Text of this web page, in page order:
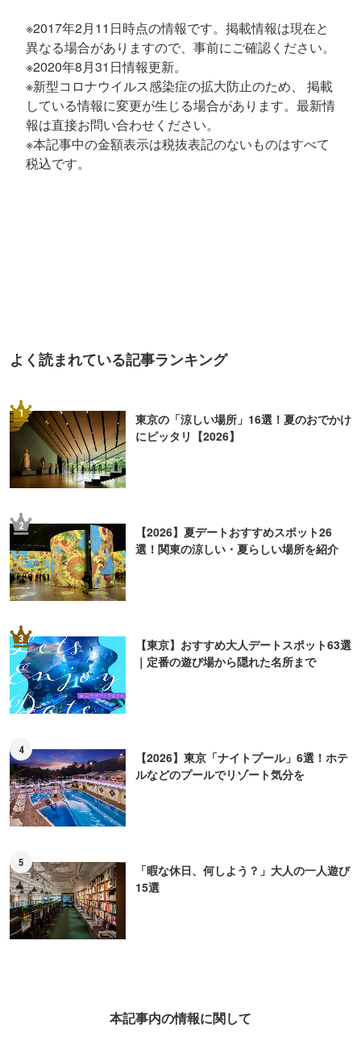
※2017年2月11日時点の情報です。掲載情報は現在と
異なる場合がありますので、事前にご確認ください。
※2020年8月31日情報更新。
※新型コロナウイルス感染症の拡大防止のため、 掲載
している情報に変更が生じる場合があります。最新情
報は直接お問い合わせください。
※本記事中の金額表示は税抜表記のないものはすべて
税込です。
よく読まれている記事ランキング
1
東京の「涼しい場所」16選！夏のおでかけ
にピッタリ【2026】
2
【2026】夏デートおすすめスポット26
選！関東の涼しい・夏らしい場所を紹介
3
【東京】おすすめ大人デートスポット63選
｜定番の遊び場から隠れた名所まで
4
【2026】東京「ナイトプール」6選！ホテ
ルなどのプールでリゾート気分を
5
「暇な休日、何しよう？」大人の一人遊び
15選
本記事内の情報に関して